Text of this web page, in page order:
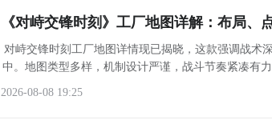
《对峙交锋时刻》工厂地图详解：布局、
对峙交锋时刻工厂地图详情现已揭晓，这款强调战术
中。地图类型多样，机制设计严谨，战斗节奏紧凑有
2026-08-08 19:25